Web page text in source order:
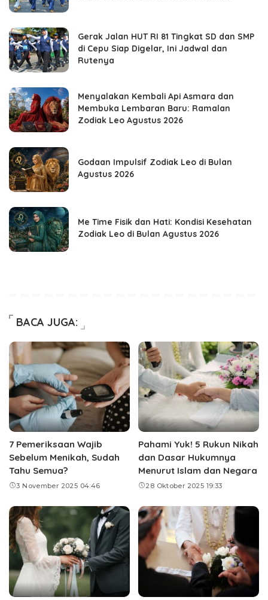
Gerak Jalan HUT RI 81 Tingkat SD dan SMP
di Cepu Siap Digelar, Ini Jadwal dan
Rutenya
Menyalakan Kembali Api Asmara dan
Membuka Lembaran Baru: Ramalan
Zodiak Leo Agustus 2026
Godaan Impulsif Zodiak Leo di Bulan
Agustus 2026
Me Time Fisik dan Hati: Kondisi Kesehatan
Zodiak Leo di Bulan Agustus 2026
BACA JUGA:
7 Pemeriksaan Wajib
Sebelum Menikah, Sudah
Tahu Semua?
3 November 2025 04:46
Pahami Yuk! 5 Rukun Nikah
dan Dasar Hukumnya
Menurut Islam dan Negara
28 Oktober 2025 19:33